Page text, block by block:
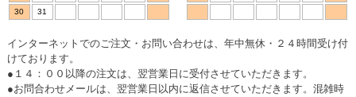
30
31
インターネットでのご注文・お問い合わせは、年中無休・２４時間受け付
けております。
●１４：００以降の注文は、翌営業日に受付させていただきます。
●お問合わせメールは、翌営業日以内に返信させていただきます。混雑時